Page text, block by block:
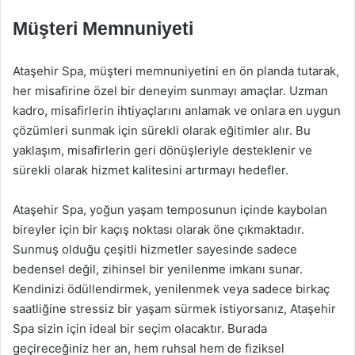
Müşteri Memnuniyeti
Ataşehir Spa, müşteri memnuniyetini en ön planda tutarak,
her misafirine özel bir deneyim sunmayı amaçlar. Uzman
kadro, misafirlerin ihtiyaçlarını anlamak ve onlara en uygun
çözümleri sunmak için sürekli olarak eğitimler alır. Bu
yaklaşım, misafirlerin geri dönüşleriyle desteklenir ve
sürekli olarak hizmet kalitesini artırmayı hedefler.
Ataşehir Spa, yoğun yaşam temposunun içinde kaybolan
bireyler için bir kaçış noktası olarak öne çıkmaktadır.
Sunmuş olduğu çeşitli hizmetler sayesinde sadece
bedensel değil, zihinsel bir yenilenme imkanı sunar.
Kendinizi ödüllendirmek, yenilenmek veya sadece birkaç
saatliğine stressiz bir yaşam sürmek istiyorsanız, Ataşehir
Spa sizin için ideal bir seçim olacaktır. Burada
geçireceğiniz her an, hem ruhsal hem de fiziksel